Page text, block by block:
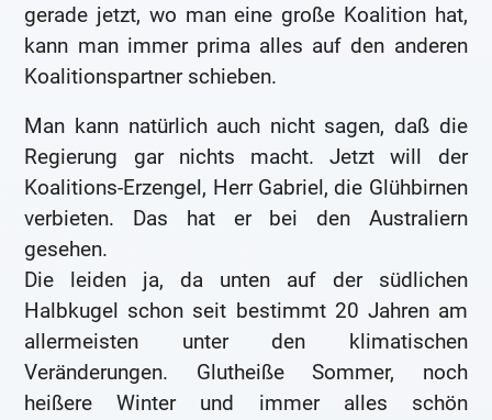
gerade jetzt, wo man eine große Koalition hat,
kann man immer prima alles auf den anderen
Koalitionspartner schieben.
Man kann natürlich auch nicht sagen, daß die
Regierung gar nichts macht. Jetzt will der
Koalitions-Erzengel, Herr Gabriel, die Glühbirnen
verbieten. Das hat er bei den Australiern
gesehen.
Die leiden ja, da unten auf der südlichen
Halbkugel schon seit bestimmt 20 Jahren am
allermeisten unter den klimatischen
Veränderungen. Glutheiße Sommer, noch
heißere Winter und immer alles schön